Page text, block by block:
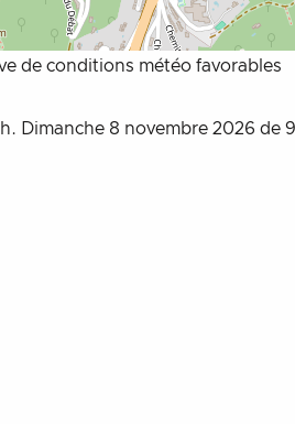
de conditions météo favorables
Dimanche 8 novembre 2026